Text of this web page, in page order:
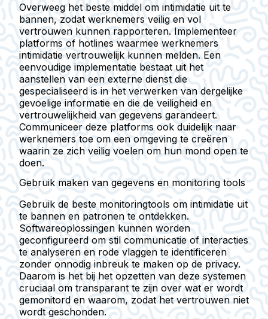
Overweeg het beste middel om intimidatie uit te
bannen, zodat werknemers veilig en vol
vertrouwen kunnen rapporteren. Implementeer
platforms of hotlines waarmee werknemers
intimidatie vertrouwelijk kunnen melden. Een
eenvoudige implementatie bestaat uit het
aanstellen van een externe dienst die
gespecialiseerd is in het verwerken van dergelijke
gevoelige informatie en die de veiligheid en
vertrouwelijkheid van gegevens garandeert.
Communiceer deze platforms ook duidelijk naar
werknemers toe om een omgeving te creëren
waarin ze zich veilig voelen om hun mond open te
doen.
Gebruik maken van gegevens en monitoring tools
Gebruik de beste monitoringtools om intimidatie uit
te bannen en patronen te ontdekken.
Softwareoplossingen kunnen worden
geconfigureerd om stil communicatie of interacties
te analyseren en rode vlaggen te identificeren
zonder onnodig inbreuk te maken op de privacy.
Daarom is het bij het opzetten van deze systemen
cruciaal om transparant te zijn over wat er wordt
gemonitord en waarom, zodat het vertrouwen niet
wordt geschonden.